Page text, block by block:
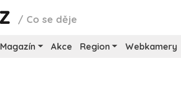
/ Co se děje
Magazín Akce Region Webkamery